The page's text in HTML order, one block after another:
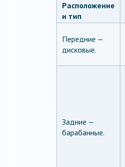
Расположение
и тип
Передние —
дисковые.
Задние —
барабанные.